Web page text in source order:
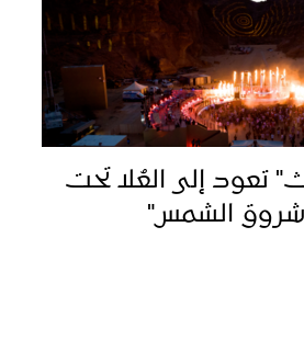
تعود إلى العُلا تحت
شروق الشمس"